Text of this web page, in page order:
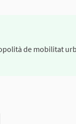
de mobilitat